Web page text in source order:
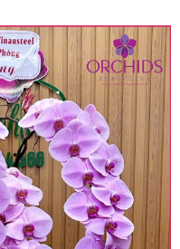
trong nội thành,
yêu cầu khách
các cửa hàng
hoa tận nơi, mỗi
(tùy vào chi
nên giá có thể sẽ
website. Khách
chủ động hỏi lại
sẽ chủ động báo giá
hàng cụ thể.